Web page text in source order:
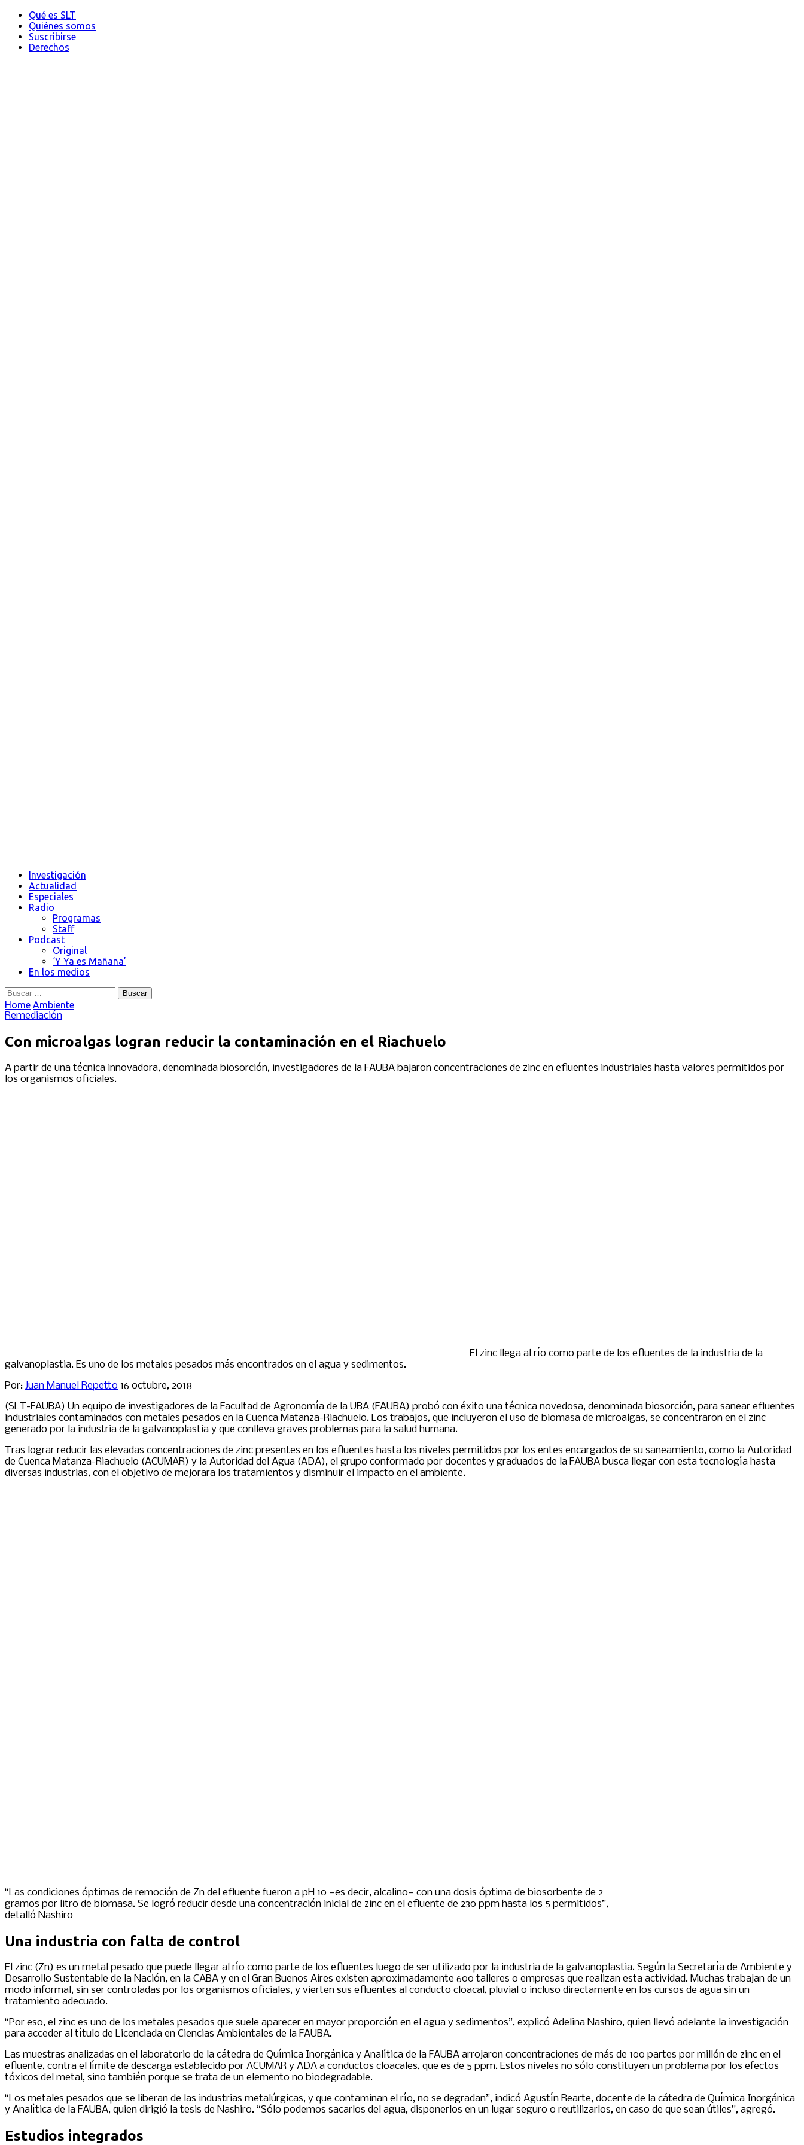
Qué es SLT
Quiénes somos
Suscribirse
Derechos
Investigación
Actualidad
Especiales
Radio
Programas
Staff
Podcast
Original
‘Y Ya es Mañana’
En los medios
Buscar:
Home Ambiente
Remediación
Con microalgas logran reducir la contaminación en el Riachuelo
A partir de una técnica innovadora, denominada biosorción, investigadores de la FAUBA bajaron concentraciones de zinc en efluentes industriales hasta valores permitidos por
los organismos oficiales.
El zinc llega al río como parte de los efluentes de la industria de la
galvanoplastia. Es uno de los metales pesados más encontrados en el agua y sedimentos.
Por: Juan Manuel Repetto 16 octubre, 2018
(SLT-FAUBA) Un equipo de investigadores de la Facultad de Agronomía de la UBA (FAUBA) probó con éxito una técnica novedosa, denominada biosorción, para sanear efluentes
industriales contaminados con metales pesados en la Cuenca Matanza-Riachuelo. Los trabajos, que incluyeron el uso de biomasa de microalgas, se concentraron en el zinc
generado por la industria de la galvanoplastia y que conlleva graves problemas para la salud humana.
Tras lograr reducir las elevadas concentraciones de zinc presentes en los efluentes hasta los niveles permitidos por los entes encargados de su saneamiento, como la Autoridad
de Cuenca Matanza-Riachuelo (ACUMAR) y la Autoridad del Agua (ADA), el grupo conformado por docentes y graduados de la FAUBA busca llegar con esta tecnología hasta
diversas industrias, con el objetivo de mejorara los tratamientos y disminuir el impacto en el ambiente.
“Las condiciones óptimas de remoción de Zn del efluente fueron a pH 10 —es decir, alcalino— con una dosis óptima de biosorbente de 2
gramos por litro de biomasa. Se logró reducir desde una concentración inicial de zinc en el efluente de 230 ppm hasta los 5 permitidos”,
detalló Nashiro
Una industria con falta de control
El zinc (Zn) es un metal pesado que puede llegar al río como parte de los efluentes luego de ser utilizado por la industria de la galvanoplastia. Según la Secretaría de Ambiente y
Desarrollo Sustentable de la Nación, en la CABA y en el Gran Buenos Aires existen aproximadamente 600 talleres o empresas que realizan esta actividad. Muchas trabajan de un
modo informal, sin ser controladas por los organismos oficiales, y vierten sus efluentes al conducto cloacal, pluvial o incluso directamente en los cursos de agua sin un
tratamiento adecuado.
“Por eso, el zinc es uno de los metales pesados que suele aparecer en mayor proporción en el agua y sedimentos”, explicó Adelina Nashiro, quien llevó adelante la investigación
para acceder al título de Licenciada en Ciencias Ambientales de la FAUBA.
Las muestras analizadas en el laboratorio de la cátedra de Química Inorgánica y Analítica de la FAUBA arrojaron concentraciones de más de 100 partes por millón de zinc en el
efluente, contra el límite de descarga establecido por ACUMAR y ADA a conductos cloacales, que es de 5 ppm. Estos niveles no sólo constituyen un problema por los efectos
tóxicos del metal, sino también porque se trata de un elemento no biodegradable.
“Los metales pesados que se liberan de las industrias metalúrgicas, y que contaminan el río, no se degradan”, indicó Agustín Rearte, docente de la cátedra de Química Inorgánica
y Analítica de la FAUBA, quien dirigió la tesis de Nashiro. “Sólo podemos sacarlos del agua, disponerlos en un lugar seguro o reutilizarlos, en caso de que sean útiles”, agregó.
Estudios integrados